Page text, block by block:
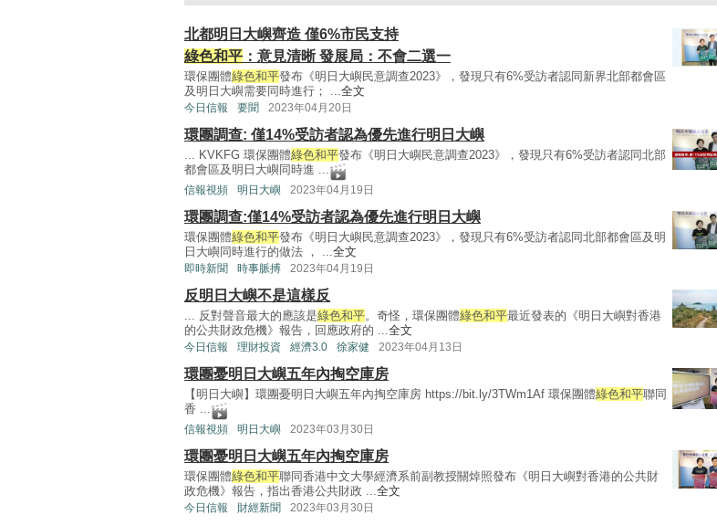
北都明日大嶼齊造 僅6%市民支持
綠色和平 ：意見清晰 發展局：不會二選一
環保團體綠色和平發布《明日大嶼民意調查2023》，發現只有6%受訪者認同新界北部都會區
及明日大嶼需要同時進行； ...全文
今日信報 要聞 2023年04月20日
環團調查: 僅14%受訪者認為優先進行明日大嶼
... KVKFG 環保團體綠色和平發布《明日大嶼民意調查2023》，發現只有6%受訪者認同北部
都會區及明日大嶼同時進 ...
信報視頻 明日大嶼 2023年04月19日
環團調查:僅14%受訪者認為優先進行明日大嶼
環保團體綠色和平發布《明日大嶼民意調查2023》，發現只有6%受訪者認同北部都會區及明
日大嶼同時進行的做法 ， ...全文
即時新聞 時事脈搏 2023年04月19日
反明日大嶼不是這樣反
... 反對聲音最大的應該是綠色和平。奇怪，環保團體綠色和平最近發表的《明日大嶼對香港
的公共財政危機》報告，回應政府的 ...全文
今日信報 理財投資 經濟3.0 徐家健 2023年04月13日
環團憂明日大嶼五年內掏空庫房
【明日大嶼】環團憂明日大嶼五年內掏空庫房 https://bit.ly/3TWm1Af 環保團體綠色和平聯同
香 ...
信報視頻 明日大嶼 2023年03月30日
環團憂明日大嶼五年內掏空庫房
環保團體綠色和平聯同香港中文大學經濟系前副教授關焯照發布《明日大嶼對香港的公共財
政危機》報告，指出香港公共財政 ...全文
今日信報 財經新聞 2023年03月30日